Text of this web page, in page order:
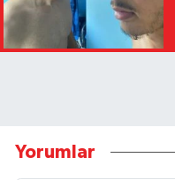
Yorumlar